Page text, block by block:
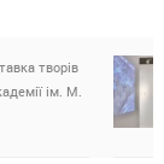
творів
ім. М.